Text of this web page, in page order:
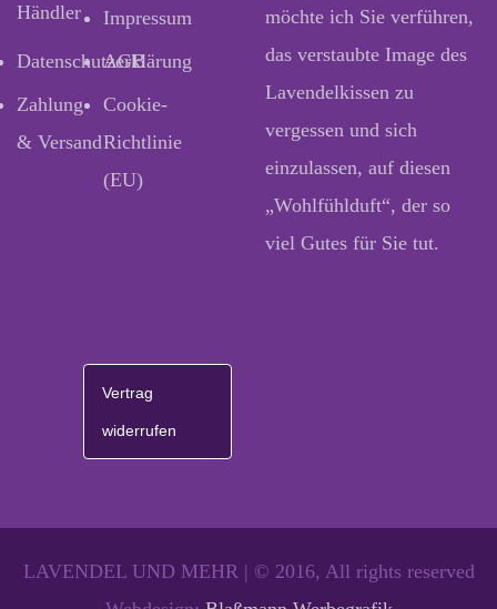
Händler
Impressum
Datenschutzerklärung
AGB
Zahlung
& Versand
Cookie-
Richtlinie
(EU)
möchte ich Sie verführen,
das verstaubte Image des
Lavendelkissen zu
vergessen und sich
einzulassen, auf diesen
„Wohlfühlduft“, der so
viel Gutes für Sie tut.
Vertrag
widerrufen
LAVENDEL UND MEHR | © 2016, All rights reserved